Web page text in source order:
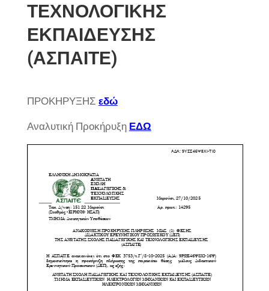
ΤΕΧΝΟΛΟΓΙΚΗΣ
ΕΚΠΑΙΔΕΥΣΗΣ
(ΑΣΠΑΙΤΕ)
ΠΡΟΚΗΡΥΞΗΣ εδώ
Αναλυτική Προκήρυξη ΕΔΩ